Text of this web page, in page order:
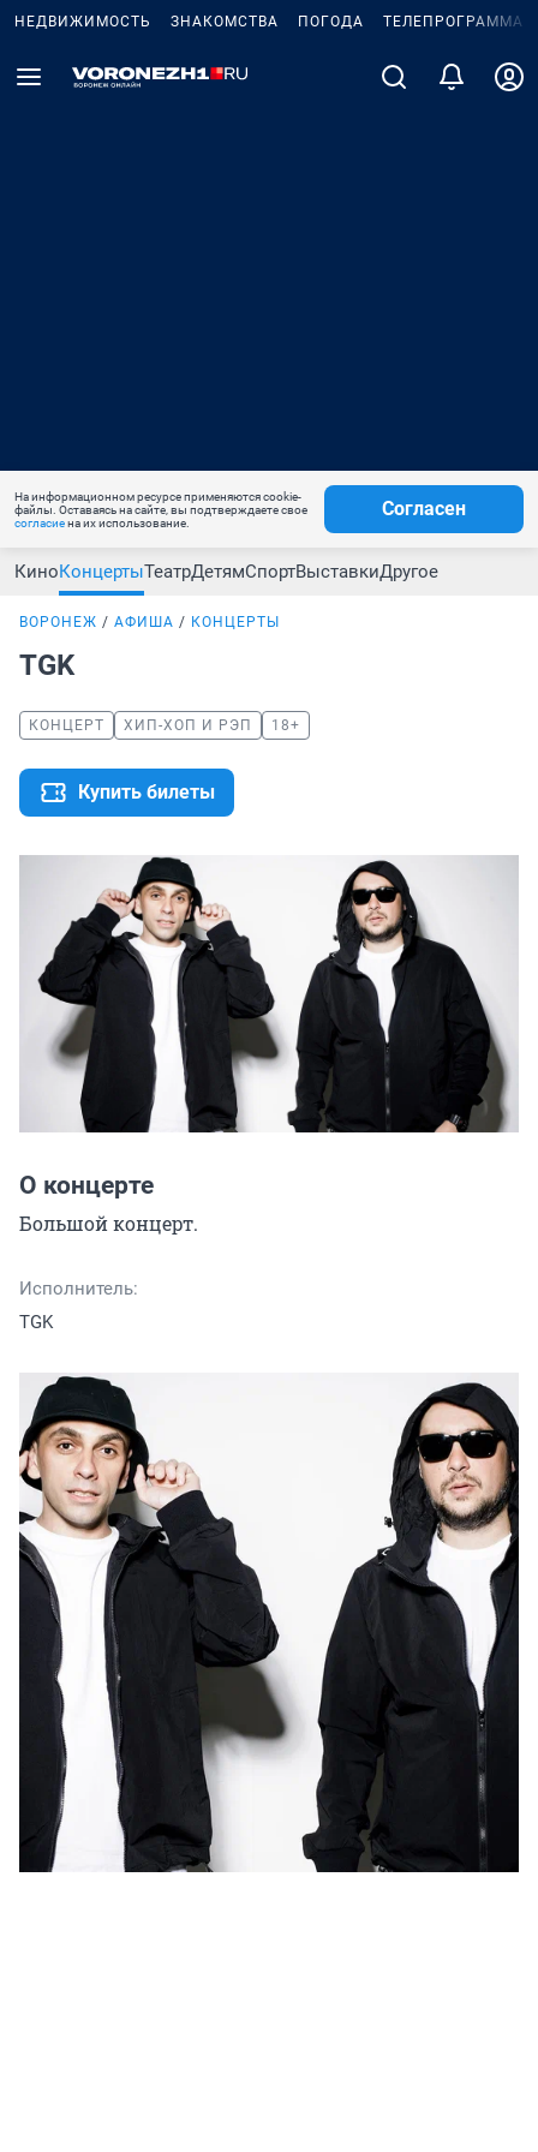
НЕДВИЖИМОСТЬ ЗНАКОМСТВА ПОГОДА ТЕЛЕПРОГРАММА
На информационном ресурсе применяются cookie-
файлы. Оставаясь на сайте, вы подтверждаете свое
согласиена их использование.
Согласен
КиноКонцертыТеатрДетямСпортВыставкиДругое
ВОРОНЕЖ АФИША КОНЦЕРТЫ
TGK
КОНЦЕРТ ХИП-ХОП И РЭП 18+
Купить билеты
О концерте
Большой концерт.
Исполнитель:
TGK